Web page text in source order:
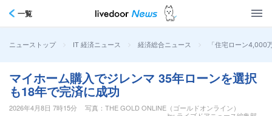
一覧
ニューストップ > IT 経済ニュース > 経済総合ニュース > 「住宅ローン4,000
マイホーム購入でジレンマ 35年ローンを選択
も18年で完済に成功
2026年4月8日 7時15分
写真：THE GOLD ONLINE（ゴールドオンライン）